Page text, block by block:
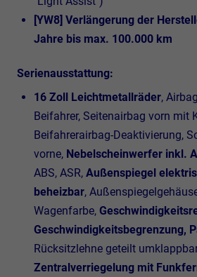
[YW8] Verlängerung der
Jahre bis max. 100.000 km
Serienausstattung:
16 Zoll Leichtmetallräder,
Beifahrer, Seitenairbag vorn mit
Beifahrerairbag-Deaktivierung,
vorne, Nebelscheinwerfer inkl.
ABS, ASR, Außenspiegel
beheizbar,
Wagenfarbe,
Geschwindigkeitsbegrenzung,
Rücksitzlehne geteilt
Zentralverriegelung mit